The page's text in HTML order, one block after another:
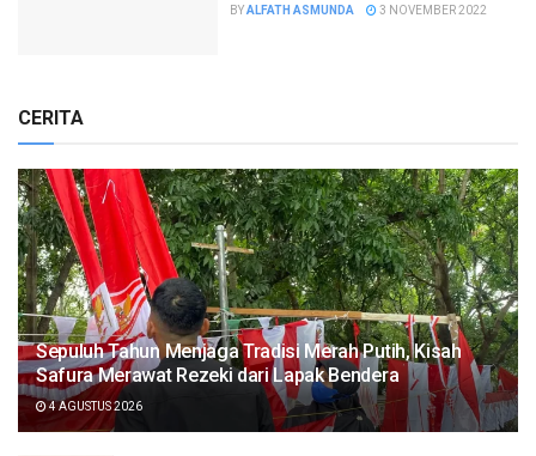
BYALFATH ASMUNDA 3 NOVEMBER 2022
CERITA
Sepuluh Tahun Menjaga Tradisi Merah Putih, Kisah
Safura Merawat Rezeki dari Lapak Bendera
4 AGUSTUS 2026